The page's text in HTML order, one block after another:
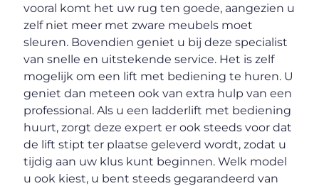
vooral komt het uw rug ten goede, aangezien u
zelf niet meer met zware meubels moet
sleuren. Bovendien geniet u bij deze specialist
van snelle en uitstekende service. Het is zelf
mogelijk om een lift met bediening te huren. U
geniet dan meteen ook van extra hulp van een
professional. Als u een ladderlift met bediening
huurt, zorgt deze expert er ook steeds voor dat
de lift stipt ter plaatse geleverd wordt, zodat u
tijdig aan uw klus kunt beginnen. Welk model
u ook kiest, u bent steeds gegarandeerd van